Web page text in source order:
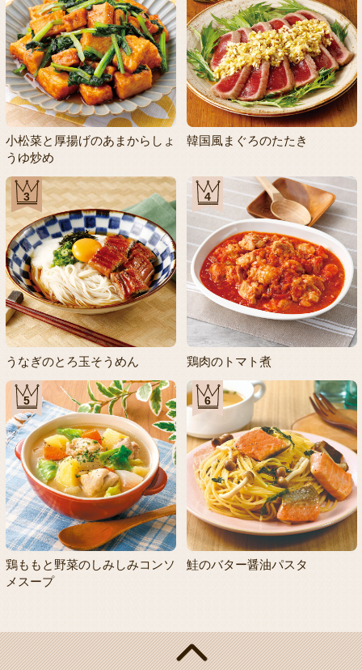
小松菜と厚揚げのあまからしょ
うゆ炒め
韓国風まぐろのたたき
3
うなぎのとろ玉そうめん
4
鶏肉のトマト煮
5
鶏ももと野菜のしみしみコンソ
メスープ
6
鮭のバター醤油パスタ